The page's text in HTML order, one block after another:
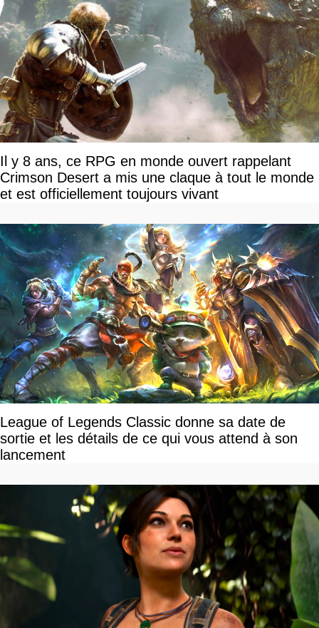
Il y 8 ans, ce RPG en monde ouvert rappelant
Crimson Desert a mis une claque à tout le monde
et est officiellement toujours vivant
League of Legends Classic donne sa date de
sortie et les détails de ce qui vous attend à son
lancement